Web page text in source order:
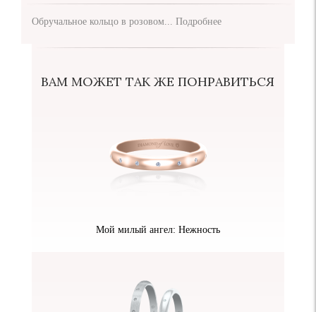
Обручальное кольцо в розовом... Подробнее
ВАМ МОЖЕТ ТАК ЖЕ ПОНРАВИТЬСЯ
Мой милый ангел: Нежность